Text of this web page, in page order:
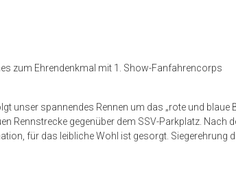
zum Ehrendenkmal mit 1. Show-Fanfahrencorps
unser spannendes Rennen um das „rote und blaue
Rennstrecke gegenüber dem SSV-Parkplatz. Nach
für das leibliche Wohl ist gesorgt. Siegerehrung